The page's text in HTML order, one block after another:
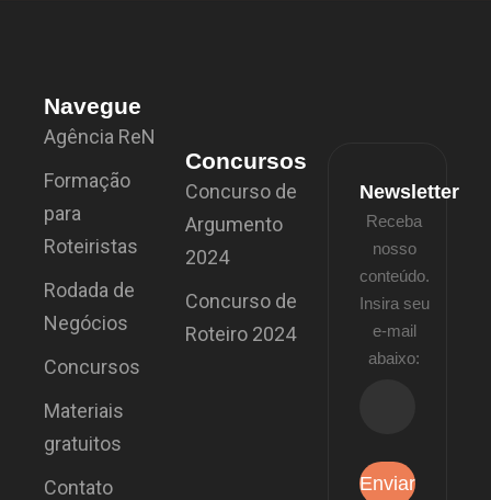
Navegue
Agência ReN
Formação
para
Roteiristas
Rodada de
Negócios
Concursos
Materiais
gratuitos
Contato
Concursos
Concurso de
Argumento
2024
Concurso de
Roteiro 2024
Newsletter
Receba
nosso
conteúdo.
Insira seu
e-mail
abaixo: